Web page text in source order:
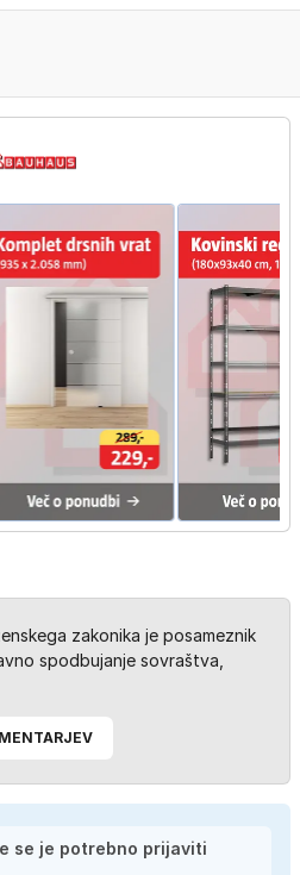
zakonika je posameznik
spodbujanje sovraštva,